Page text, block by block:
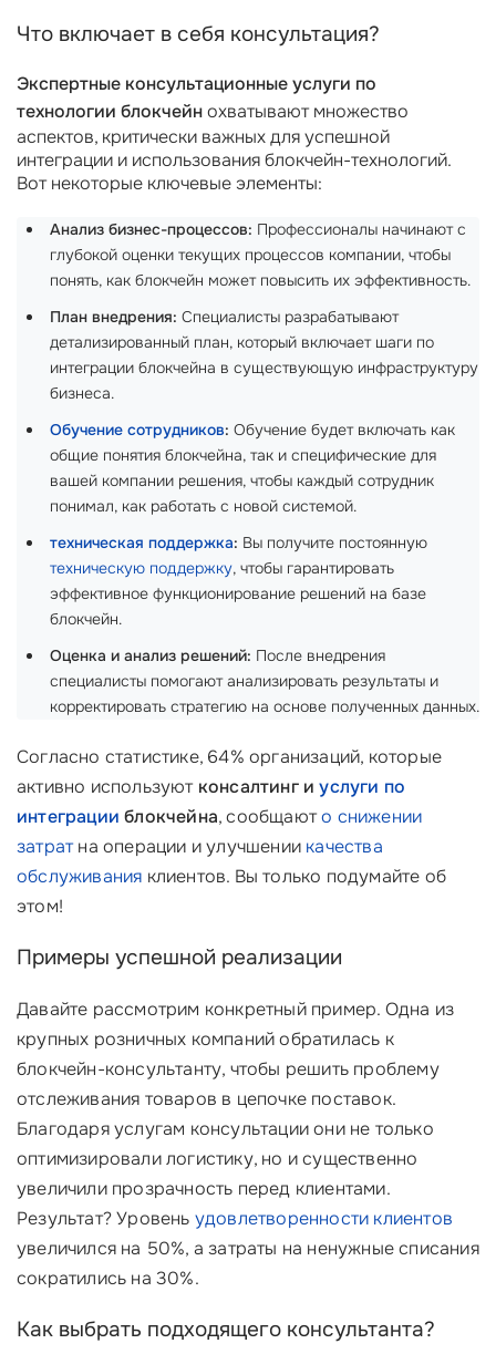
Что включает в себя консультация?
Экспертные консультационные услуги по
технологии блокчейнохватывают множество
аспектов, критически важных для успешной
интеграции и использования блокчейн-технологий.
Вот некоторые ключевые элементы:
Анализ бизнес-процессов: Профессионалы начинают с
глубокой оценки текущих процессов компании, чтобы
понять, как блокчейн может повысить их эффективность.
План внедрения: Специалисты разрабатывают
детализированный план, который включает шаги по
интеграции блокчейна в существующую инфраструктуру
бизнеса.
Обучение сотрудников: Обучение будет включать как
общие понятия блокчейна, так и специфические для
вашей компании решения, чтобы каждый сотрудник
понимал, как работать с новой системой.
техническая поддержка: Вы получите постоянную
техническую поддержку, чтобы гарантировать
эффективное функционирование решений на базе
блокчейн.
Оценка и анализ решений: После внедрения
специалисты помогают анализировать результаты и
корректировать стратегию на основе полученных данных.
Согласно статистике, 64% организаций, которые
активно используют консалтинг иуслуги по
интеграции блокчейна, сообщаюто снижении
затратна операции и улучшении качества
обслуживания клиентов. Вы только подумайте об
этом!
Примеры успешной реализации
Давайте рассмотрим конкретный пример. Одна из
крупных розничных компаний обратилась к
блокчейн-консультанту, чтобы решить проблему
отслеживания товаров в цепочке поставок.
Благодаря услугам консультации они не только
оптимизировали логистику, но и существенно
увеличили прозрачность перед клиентами.
Результат? Уровень удовлетворенности клиентов
увеличился на 50%, а затраты на ненужные списания
сократились на 30%.
Как выбрать подходящего консультанта?